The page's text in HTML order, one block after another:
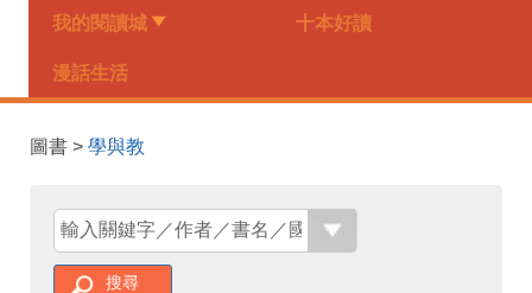
我的閱讀城 十本好讀
漫話生活
圖書 > 學與教
搜尋